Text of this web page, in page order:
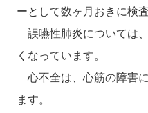
ーとして数ヶ月おきに検
誤嚥性肺炎については
くなっています。
心不全は、心筋の障害
ます。